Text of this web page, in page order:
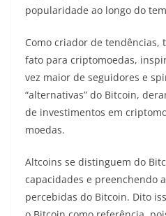
popularidade ao longo do
Como criador de tendências,
fato para criptomoedas,
vez maior de seguidores e
“alternativas” do Bitcoin,
de investimentos em
moedas.
Altcoins se distinguem do
capacidades e preenchendo
percebidas do Bitcoin. Dito